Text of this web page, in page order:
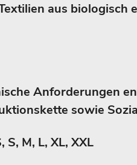
aus biologisch
Anforderungen
sowie
M, L, XL, XXL